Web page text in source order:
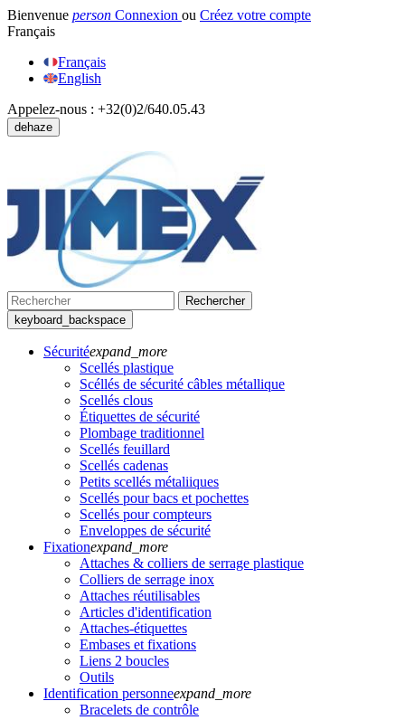
Bienvenue person Connexion ou Créez votre compte
Français
Français
English
Appelez-nous : +32(0)2/640.05.43
dehaze
Rechercher
keyboard_backspace
Sécuritéexpand_more
Scellés plastique
Scéllés de sécurité câbles métallique
Scellés clous
Étiquettes de sécurité
Plombage traditionnel
Scellés feuillard
Scellés cadenas
Petits scellés métaliiques
Scellés pour bacs et pochettes
Scellés pour compteurs
Enveloppes de sécurité
Fixationexpand_more
Attaches & colliers de serrage plastique
Colliers de serrage inox
Attaches réutilisables
Articles d'identification
Attaches-étiquettes
Embases et fixations
Liens 2 boucles
Outils
Identification personneexpand_more
Bracelets de contrôle